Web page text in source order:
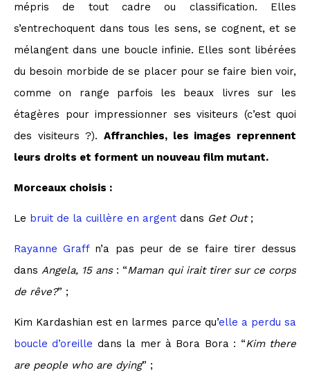
mépris de tout cadre ou classification. Elles
s’entrechoquent dans tous les sens, se cognent, et se
mélangent dans une boucle infinie. Elles sont libérées
du besoin morbide de se placer pour se faire bien voir,
comme on range parfois les beaux livres sur les
étagères pour impressionner ses visiteurs (c’est quoi
des visiteurs ?). Affranchies, les images reprennent
leurs droits et forment un nouveau film mutant.
Morceaux choisis :
Le bruit de la cuillère en argent dans Get Out;
Rayanne Graffn’a pas peur de se faire tirer dessus
dansAngela, 15 ans: “Maman qui irait tirer sur ce corps
de rêve?” ;
Kim Kardashian est en larmes parce qu’elle a perdu sa
boucle d’oreille dans la mer à Bora Bora : “Kim there
are people who are dying” ;